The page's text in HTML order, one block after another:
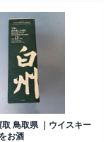
鳥取県 ｜ウイスキー
お酒